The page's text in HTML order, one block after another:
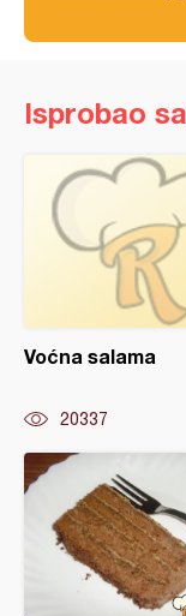
Isprobao
Voćna salama
20337